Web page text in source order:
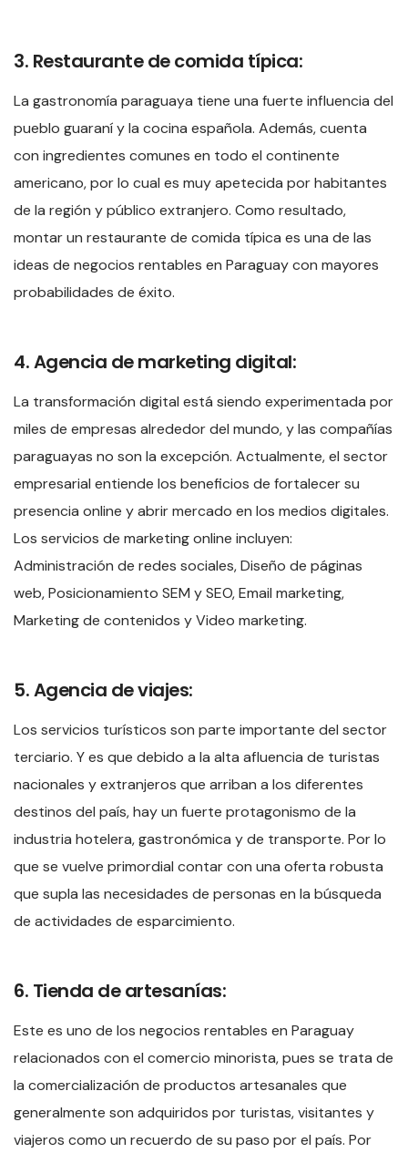
3. Restaurante de comida típica:
La gastronomía paraguaya tiene una fuerte influencia del
pueblo guaraní y la cocina española. Además, cuenta
con ingredientes comunes en todo el continente
americano, por lo cual es muy apetecida por habitantes
de la región y público extranjero. Como resultado,
montar un restaurante de comida típica es una de las
ideas de negocios rentables en Paraguay con mayores
probabilidades de éxito.
4. Agencia de marketing digital:
La transformación digital está siendo experimentada por
miles de empresas alrededor del mundo, y las compañías
paraguayas no son la excepción. Actualmente, el sector
empresarial entiende los beneficios de fortalecer su
presencia online y abrir mercado en los medios digitales.
Los servicios de marketing online incluyen:
Administración de redes sociales, Diseño de páginas
web, Posicionamiento SEM y SEO, Email marketing,
Marketing de contenidos y Video marketing.
5. Agencia de viajes:
Los servicios turísticos son parte importante del sector
terciario. Y es que debido a la alta afluencia de turistas
nacionales y extranjeros que arriban a los diferentes
destinos del país, hay un fuerte protagonismo de la
industria hotelera, gastronómica y de transporte. Por lo
que se vuelve primordial contar con una oferta robusta
que supla las necesidades de personas en la búsqueda
de actividades de esparcimiento.
6. Tienda de artesanías:
Este es uno de los negocios rentables en Paraguay
relacionados con el comercio minorista, pues se trata de
la comercialización de productos artesanales que
generalmente son adquiridos por turistas, visitantes y
viajeros como un recuerdo de su paso por el país. Por